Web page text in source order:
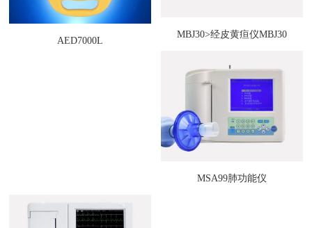
AED7000L
MBJ30>经皮黄疸仪MBJ30
MSA99肺功能仪